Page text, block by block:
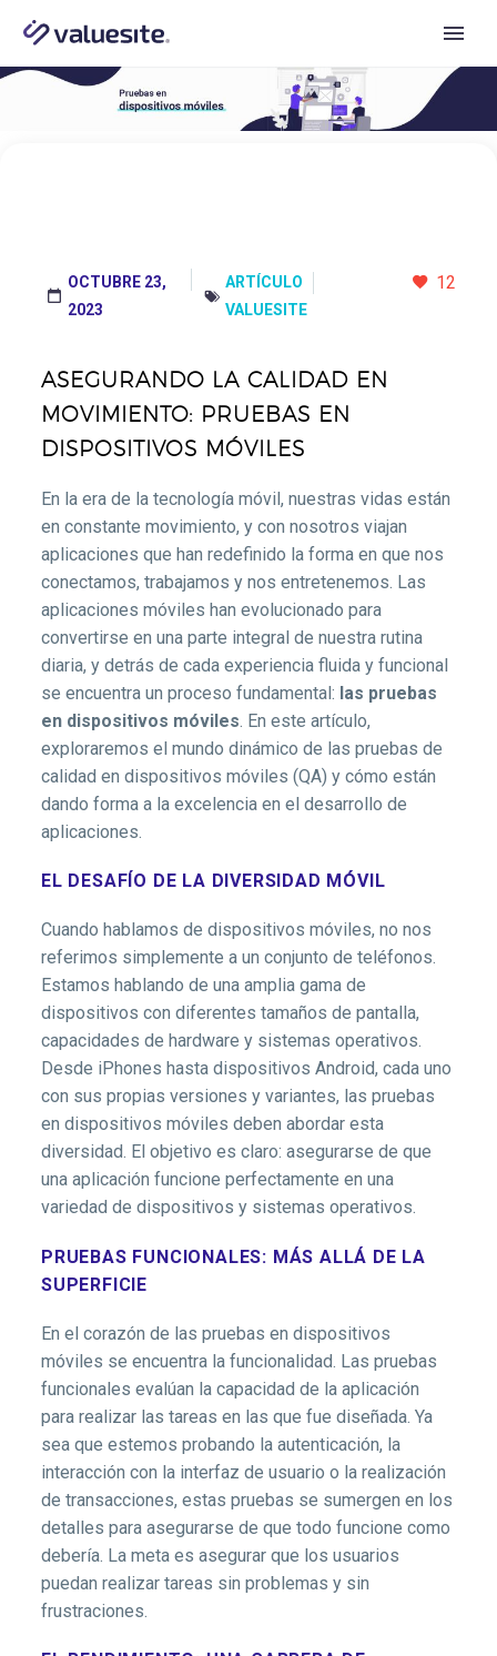
12


OCTUBRE 23,
2023


ARTÍCULO
VALUESITE
ASEGURANDO LA CALIDAD EN
MOVIMIENTO: PRUEBAS EN
DISPOSITIVOS MÓVILES
En la era de la tecnología móvil, nuestras vidas están
en constante movimiento, y con nosotros viajan
aplicaciones que han redefinido la forma en que nos
conectamos, trabajamos y nos entretenemos. Las
aplicaciones móviles han evolucionado para
convertirse en una parte integral de nuestra rutina
diaria, y detrás de cada experiencia fluida y funcional
se encuentra un proceso fundamental: las pruebas
en dispositivos móviles. En este artículo,
exploraremos el mundo dinámico de las pruebas de
calidad en dispositivos móviles (QA) y cómo están
dando forma a la excelencia en el desarrollo de
aplicaciones.
EL DESAFÍO DE LA DIVERSIDAD MÓVIL
Cuando hablamos de dispositivos móviles, no nos
referimos simplemente a un conjunto de teléfonos.
Estamos hablando de una amplia gama de
dispositivos con diferentes tamaños de pantalla,
capacidades de hardware y sistemas operativos.
Desde iPhones hasta dispositivos Android, cada uno
con sus propias versiones y variantes, las pruebas
en dispositivos móviles deben abordar esta
diversidad. El objetivo es claro: asegurarse de que
una aplicación funcione perfectamente en una
variedad de dispositivos y sistemas operativos.
PRUEBAS FUNCIONALES: MÁS ALLÁ DE LA
SUPERFICIE
En el corazón de las pruebas en dispositivos
móviles se encuentra la funcionalidad. Las pruebas
funcionales evalúan la capacidad de la aplicación
para realizar las tareas en las que fue diseñada. Ya
sea que estemos probando la autenticación, la
interacción con la interfaz de usuario o la realización
de transacciones, estas pruebas se sumergen en los
detalles para asegurarse de que todo funcione como
debería. La meta es asegurar que los usuarios
puedan realizar tareas sin problemas y sin
frustraciones.